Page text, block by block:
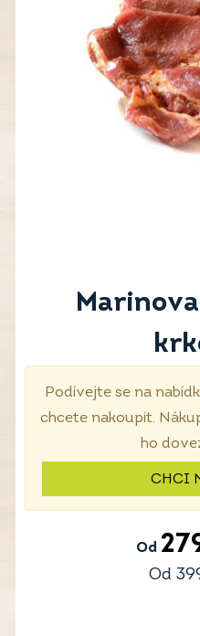
Podívejte se na
chcete nakoupit.
ho
CHCI
Od
Od